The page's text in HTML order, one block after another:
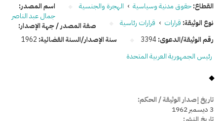
القطاع:حقوق مدنية وسياسية › الهجرة والجنسية
نوع الوثيقة: قرارات › قرارات رئاسية
رقم الوثيقة/الدعوى:3394 سنة الإصدار/السنة القضائية: 1962
اسم المصدر:
جمال عبد الناصر
صفة المصدر / جهة الإصدار:
رئيس الجمهورية العربية المتحدة
تاريخ إصدار الوثيقة / الحكم:
3 ديسمبر 1962